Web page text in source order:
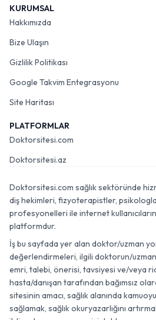
KURUMSAL
Hakkımızda
Bize Ulaşın
Gizlilik Politikası
Google Takvim Entegrasyonu
Site Haritası
PLATFORMLAR
Doktorsitesi.com
Doktorsitesi.az
Doktorsitesi.com sağlık sektöründe
diş hekimleri, fizyoterapistler,
profesyonelleri ile internet
platformdur.
İş bu sayfada yer alan doktor/uzman
değerlendirmeleri, ilgili doktorun/
emri, talebi, önerisi, tavsiyesi ve/veya
hasta/danışan tarafından bağımsız
sitesinin amacı, sağlık alanında
sağlamak, sağlık okuryazarlığını